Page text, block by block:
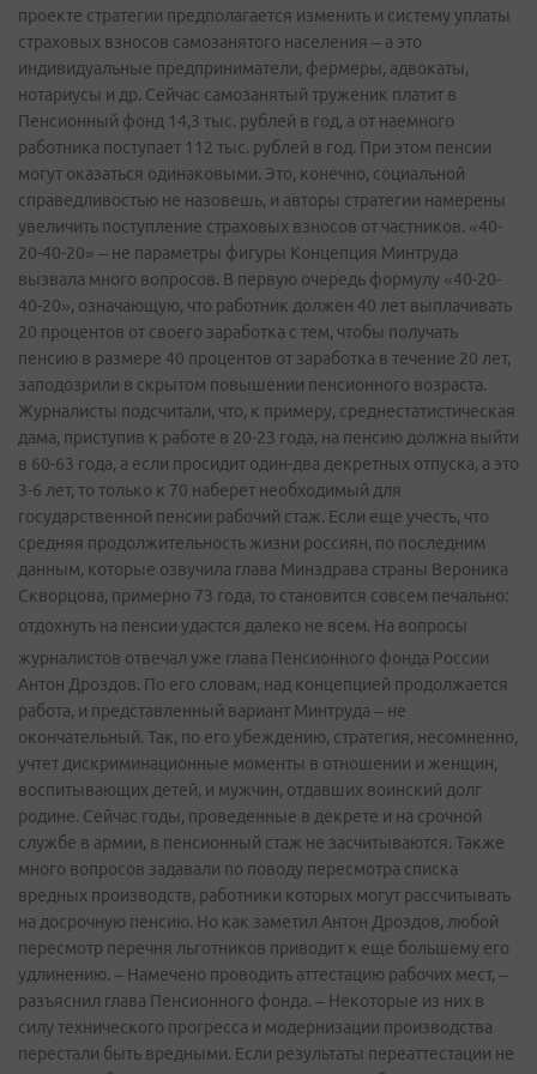
проекте стратегии предполагается изменить и систему уплаты
страховых взносов самозанятого населения – а это
индивидуальные предприниматели, фермеры, адвокаты,
нотариусы и др. Сейчас самозанятый труженик платит в
Пенсионный фонд 14,3 тыс. рублей в год, а от наемного
работника поступает 112 тыс. рублей в год. При этом пенсии
могут оказаться одинаковыми. Это, конечно, социальной
справедливостью не назовешь, и авторы стратегии намерены
увеличить поступление страховых взносов от частников. «40-
20-40-20» – не параметры фигуры Концепция Минтруда
вызвала много вопросов. В первую очередь формулу «40-20-
40-20», означающую, что работник должен 40 лет выплачивать
20 процентов от своего заработка с тем, чтобы получать
пенсию в размере 40 процентов от заработка в течение 20 лет,
заподозрили в скрытом повышении пенсионного возраста.
Журналисты подсчитали, что, к примеру, среднестатистическая
дама, приступив к работе в 20-23 года, на пенсию должна выйти
в 60-63 года, а если просидит один-два декретных отпуска, а это
3-6 лет, то только к 70 наберет необходимый для
государственной пенсии рабочий стаж. Если еще учесть, что
средняя продолжительность жизни россиян, по последним
данным, которые озвучила глава Минздрава страны Вероника
Скворцова, примерно 73 года, то становится совсем печально:
отдохнуть на пенсии удастся далеко не всем. На вопросы
журналистов отвечал уже глава Пенсионного фонда России
Антон Дроздов. По его словам, над концепцией продолжается
работа, и представленный вариант Минтруда – не
окончательный. Так, по его убеждению, стратегия, несомненно,
учтет дискриминационные моменты в отношении и женщин,
воспитывающих детей, и мужчин, отдавших воинский долг
родине. Сейчас годы, проведенные в декрете и на срочной
службе в армии, в пенсионный стаж не засчитываются. Также
много вопросов задавали по поводу пересмотра списка
вредных производств, работники которых могут рассчитывать
на досрочную пенсию. Но как заметил Антон Дроздов, любой
пересмотр перечня льготников приводит к еще большему его
удлинению. – Намечено проводить аттестацию рабочих мест, –
разъяснил глава Пенсионного фонда. – Некоторые из них в
силу технического прогресса и модернизации производства
перестали быть вредными. Если результаты переаттестации не